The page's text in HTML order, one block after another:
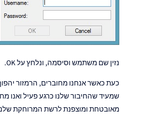
נזין שם משתמש וסיסמה, ונלחץ על OK.
כעת כאשר אנחנו מחוברים, הרמזור
שמעיד שהחיבור שלנו כרגע פעיל ואנו
מאובטחת ומוצפנת לרשת המרוחקת